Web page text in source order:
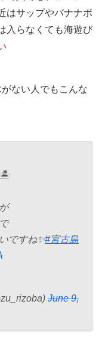
はサップやバナナボ
入らなくても海遊び
ない人でもこんな
ですね✨#宮古島
June 9,